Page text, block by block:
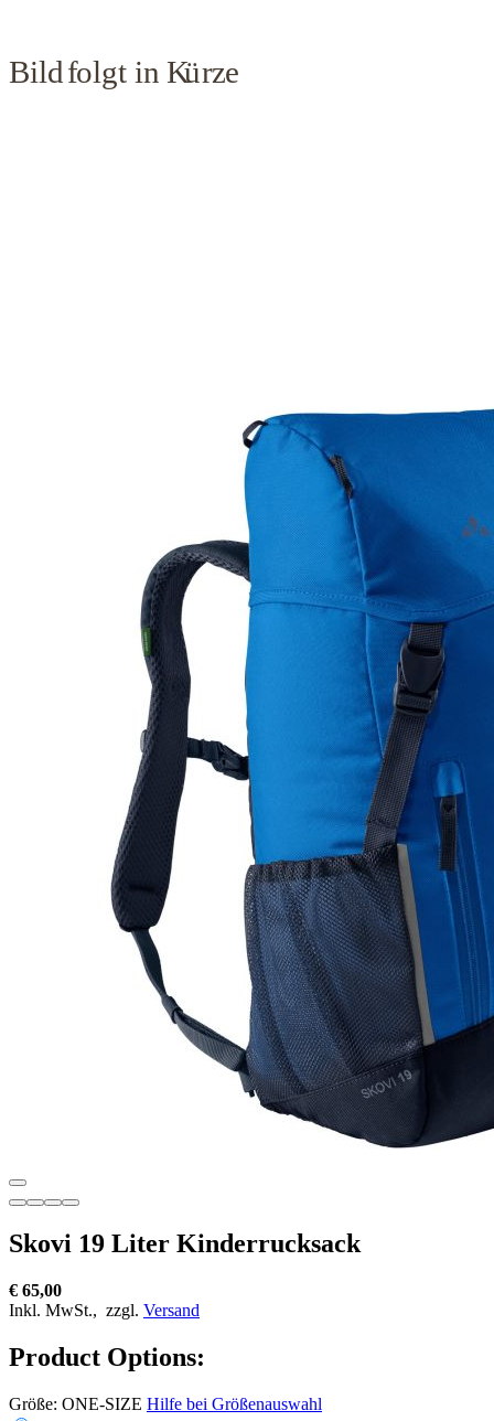
Skovi 19 Liter Kinderrucksack
€ 65,00
Inkl. MwSt., zzgl. Versand
Product Options:
Größe: ONE-SIZE Hilfe bei Größenauswahl